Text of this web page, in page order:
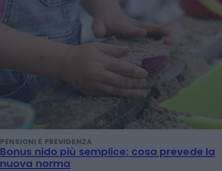
PENSIONI E PREVIDENZA
Bonus nido più semplice: cosa prevede la
nuova norma